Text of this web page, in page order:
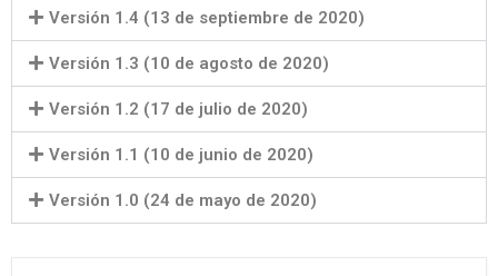
Versión 1.4 (13 de septiembre de 2020)
Versión 1.3 (10 de agosto de 2020)
Versión 1.2 (17 de julio de 2020)
Versión 1.1 (10 de junio de 2020)
Versión 1.0 (24 de mayo de 2020)